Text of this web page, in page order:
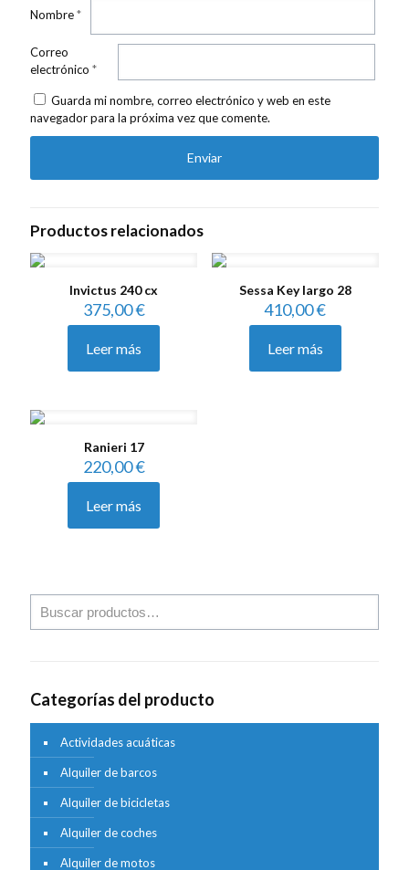
Nombre*
Correo
electrónico *
Guarda mi nombre, correo electrónico y web en este
navegador para la próxima vez que comente.
Productos relacionados
Invictus 240 cx
375,00€
Leer más
Sessa Key largo 28
410,00€
Leer más
Ranieri 17
220,00€
Leer más
Categorías del producto
Actividades acuáticas
Alquiler de barcos
Alquiler de bicicletas
Alquiler de coches
Alquiler de motos